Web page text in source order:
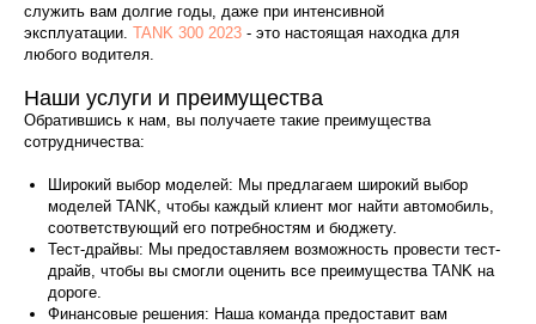
служить вам долгие годы, даже при интенсивной
эксплуатации. TANK 300 2023 - это настоящая находка для
любого водителя.
Наши услуги и преимущества
Обратившись к нам, вы получаете такие преимущества
сотрудничества:
Широкий выбор моделей: Мы предлагаем широкий выбор
моделей TANK, чтобы каждый клиент мог найти автомобиль,
соответствующий его потребностям и бюджету.
Тест-драйвы: Мы предоставляем возможность провести тест-
драйв, чтобы вы смогли оценить все преимущества TANK на
дороге.
Финансовые решения: Наша команда предоставит вам